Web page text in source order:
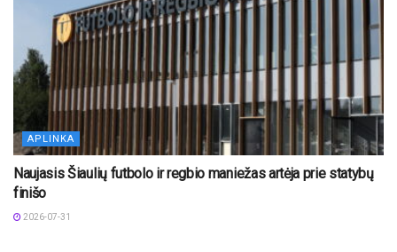
APLINKA
Naujasis Šiaulių futbolo ir regbio maniežas artėja prie statybų
finišo
2026-07-31